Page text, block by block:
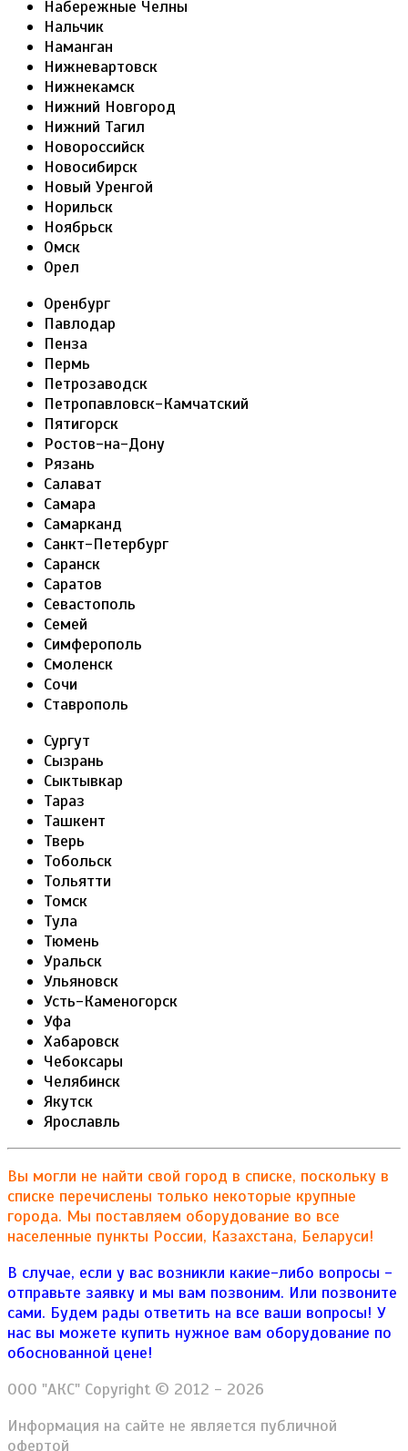
Набережные Челны
Нальчик
Наманган
Нижневартовск
Нижнекамск
Нижний Новгород
Нижний Тагил
Новороссийск
Новосибирск
Новый Уренгой
Норильск
Ноябрьск
Омск
Орел
Оренбург
Павлодар
Пенза
Пермь
Петрозаводск
Петропавловск-Камчатский
Пятигорск
Ростов-на-Дону
Рязань
Салават
Самара
Самарканд
Санкт-Петербург
Саранск
Саратов
Севастополь
Семей
Симферополь
Смоленск
Сочи
Ставрополь
Сургут
Сызрань
Сыктывкар
Тараз
Ташкент
Тверь
Тобольск
Тольятти
Томск
Тула
Тюмень
Уральск
Ульяновск
Усть-Каменогорск
Уфа
Хабаровск
Чебоксары
Челябинск
Якутск
Ярославль
Вы могли не найти свой город в списке, поскольку в
списке перечислены только некоторые крупные
города. Мы поставляем оборудование во все
населенные пункты России, Казахстана, Беларуси!
В случае, если у вас возникли какие-либо вопросы -
отправьте заявку и мы вам позвоним. Или позвоните
сами. Будем рады ответить на все ваши вопросы! У
нас вы можете купить нужное вам оборудование по
обоснованной цене!
ООО "АКС" Copyright © 2012 - 2026
Информация на сайте не является публичной
офертой